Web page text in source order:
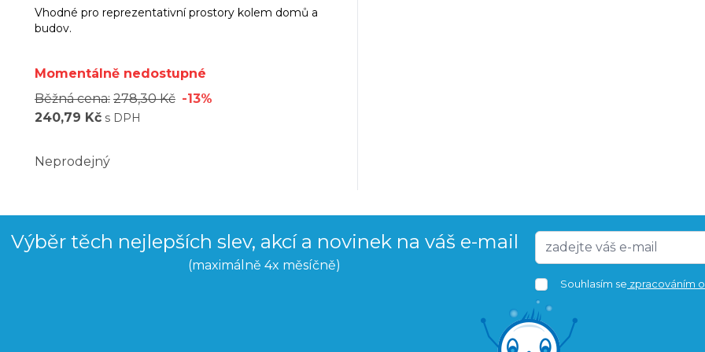
Vhodné pro reprezentativní prostory kolem domů a
budov.
Momentálně nedostupné
Běžná cena: 278,30 Kč -13%
240,79 Kč s DPH
Neprodejný
Výběr těch nejlepších slev, akcí a novinek na váš e-mail
(maximálně 4x měsíčně)
Souhlasím se zpracováním